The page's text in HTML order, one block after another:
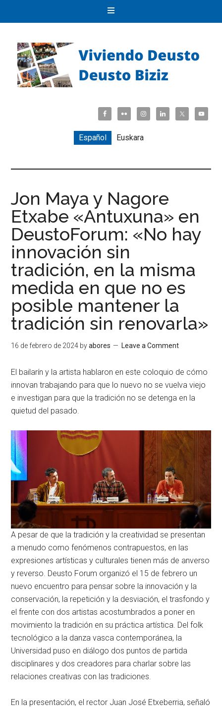
Español Euskara
Jon Maya y Nagore
Etxabe «Antuxuna» en
DeustoForum: «No hay
innovación sin
tradición, en la misma
medida en que no es
posible mantener la
tradición sin renovarla»
16 de febrero de 2024 byabores Leave a Comment
El bailarín y la artista hablaron en este coloquio de cómo
innovan trabajando para que lo nuevo no se vuelva viejo
e investigan para que la tradición no se detenga en la
quietud del pasado.
A pesar de que la tradición y la creatividad se presentan
a menudo como fenómenos contrapuestos, en las
expresiones artísticas y culturales tienen más de anverso
y reverso. Deusto Forum organizó el 15 de febrero un
nuevo encuentro para pensar sobre la innovación y la
conservación, la repetición y la desviación, el trasfondo y
el frente con dos artistas acostumbrados a poner en
movimiento la tradición en su práctica artística. Del folk
tecnológico a la danza vasca contemporánea, la
Universidad puso en diálogo dos puntos de partida
disciplinares y dos creadores para charlar sobre las
relaciones creativas con las tradiciones.
En la presentación, el rector Juan José Etxeberria, señaló